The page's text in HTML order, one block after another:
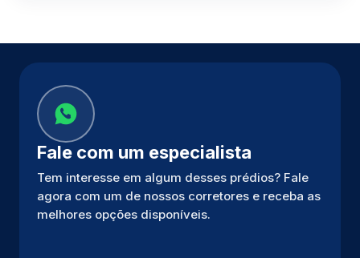
Fale com um especialista
Tem interesse em algum desses prédios? Fale
agora com um de nossos corretores e receba as
melhores opções disponíveis.